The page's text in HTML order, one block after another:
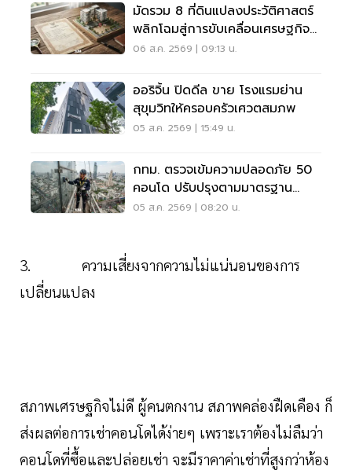
มัดรวม 8 ที่ดินแปลงประวัติศาสตร์
พลิกโฉมสู่การขับเคลื่อนเศรษฐกิจ
เมือง
06 ส.ค. 2569 | 09:13 น.
ออริจิ้น ปิดดีล ขาย โรงแรมย่าน
สุขุมวิทให้ครอบครัวเศวตสมภพ
05 ส.ค. 2569 | 15:49 น.
กทม. ตรวจเข้มความปลอดภัย 50
คอนโด ปรับปรุงตามมาตรฐาน
เคร่งครัด
05 ส.ค. 2569 | 08:20 น.
3. ความเสี่ยงจากความไม่แน่นอนของการ
เปลี่ยนแปลง
สภาพเศรษฐกิจไม่ดี ผู้คนตกงาน สภาพคล่องฝืดเคือง ก็
ส่งผลต่อการเช่าคอนโดได้ง่ายๆ เพราะเราต้องไม่ลืมว่า
คอนโดที่ซื้อและปล่อยเช่า จะมีราคาค่าเช่าที่สูงกว่าห้อง